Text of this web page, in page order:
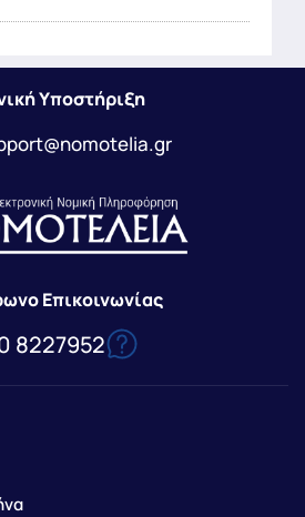
Υποστήριξη
Επικοινωνίας
8227952